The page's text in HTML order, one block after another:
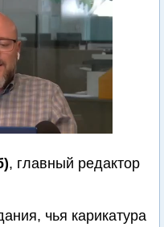
, главный редактор
чья карикатура